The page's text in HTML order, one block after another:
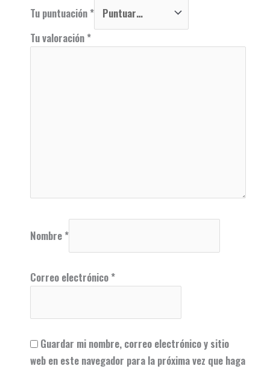
Tu puntuación *
Tu valoración *
Nombre *
Correo electrónico *
Guardar mi nombre, correo electrónico y sitio
web en este navegador para la próxima vez que haga